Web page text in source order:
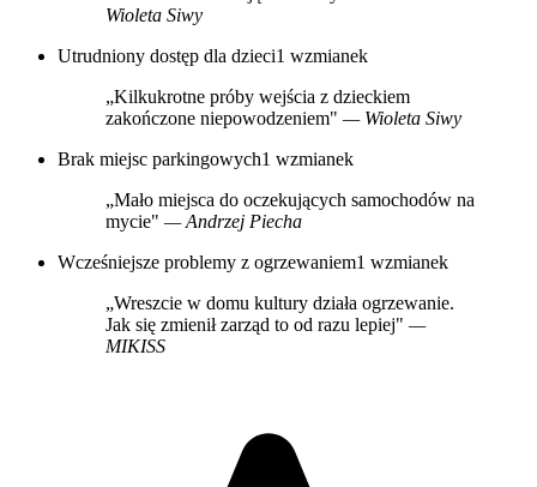
Wioleta Siwy
Utrudniony dostęp dla dzieci1 wzmianek
„Kilkukrotne próby wejścia z dzieckiem
zakończone niepowodzeniem" — Wioleta Siwy
Brak miejsc parkingowych1 wzmianek
„Mało miejsca do oczekujących samochodów na
mycie" — Andrzej Piecha
Wcześniejsze problemy z ogrzewaniem1 wzmianek
„Wreszcie w domu kultury działa ogrzewanie.
Jak się zmienił zarząd to od razu lepiej" —
MIKISS